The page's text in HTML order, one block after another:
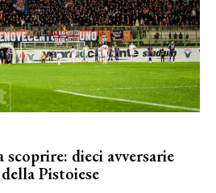
dieci avversarie
Pistoiese